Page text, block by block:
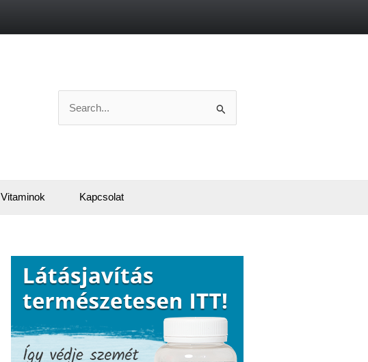
for:
Vitaminok Kapcsolat